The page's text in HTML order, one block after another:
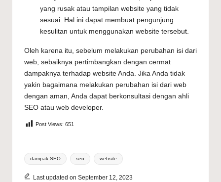
yang rusak atau tampilan website yang tidak
sesuai. Hal ini dapat membuat pengunjung
kesulitan untuk menggunakan website tersebut.
Oleh karena itu, sebelum melakukan perubahan isi dari
web, sebaiknya pertimbangkan dengan cermat
dampaknya terhadap website Anda. Jika Anda tidak
yakin bagaimana melakukan perubahan isi dari web
dengan aman, Anda dapat berkonsultasi dengan ahli
SEO atau web developer.
Post Views: 651
Tags:
dampak SEO seo website
Last updated on September 12, 2023